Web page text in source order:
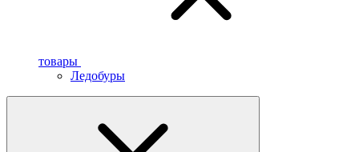
товары
Ледобуры